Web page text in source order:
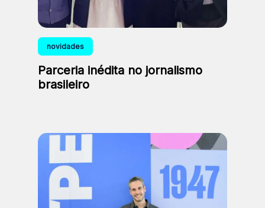
novidades
Parceria inédita no jornalismo
brasileiro